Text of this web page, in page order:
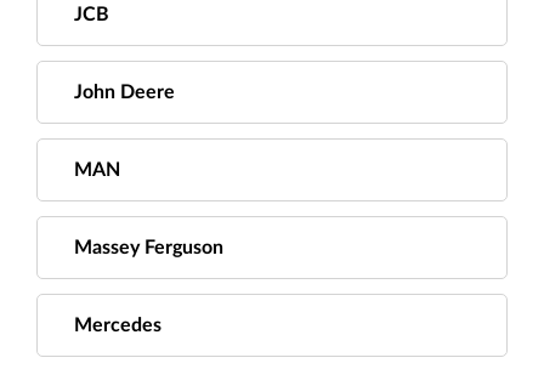
JCB
John Deere
MAN
Massey Ferguson
Mercedes